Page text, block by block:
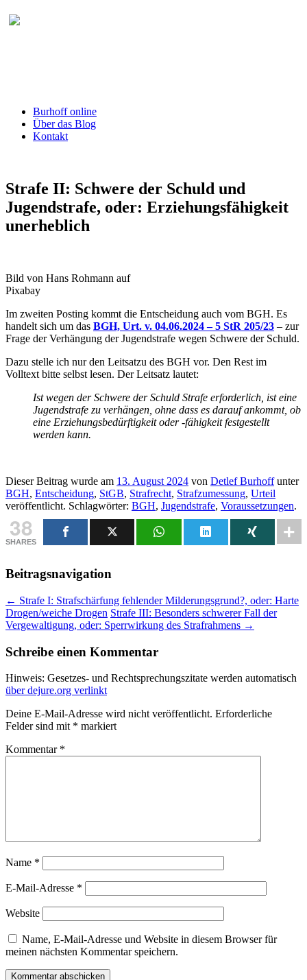
Burhoff online
Über das Blog
Kontakt
Strafe II: Schwere der Schuld und
Jugendstrafe, oder: Erziehungsfähigkeit
unerheblich
Bild von Hans Rohmann auf
Pixabay
Im zweiten Posting kommt die Entscheidung auch vom BGH. Es
handelt sich um das BGH, Urt. v. 04.06.2024 – 5 StR 205/23 – zur
Frage der Verhängung der Jugendstrafe wegen Schwere der Schuld.
Dazu stelle ich nur den Leitsatzu des BGH vor. Den Rest im
Volltext bitte selbst lesen. Der Leitsatz lautet:
Ist wegen der Schwere der Schuld Strafe erforderlich, ist eine
Jugendstrafe zu verhängen, ohne dass es darauf ankommt, ob
eine Erziehungsbedürftigkeit oder -fähigkeit festgestellt
werden kann.
Dieser Beitrag wurde am 13. August 2024 von Detlef Burhoffunter
BGH, Entscheidung, StGB, Strafrecht, Strafzumessung, Urteil
veröffentlicht. Schlagwörter: BGH, Jugendstrafe, Voraussetzungen.
38
SHARES
Beitragsnavigation
← Strafe I: Strafschärfung fehlender Milderungsgrund?, oder: Harte
Drogen/weiche Drogen Strafe III: Besonders schwerer Fall der
Vergewaltigung, oder: Sperrwirkung des Strafrahmens →
Schreibe einen Kommentar
Hinweis: Gesetzes- und Rechtsprechungszitate werden automatisch
über dejure.org verlinkt
Deine E-Mail-Adresse wird nicht veröffentlicht. Erforderliche
Felder sind mit * markiert
Kommentar *
Name *
E-Mail-Adresse *
Website
Name, E-Mail-Adresse und Website in diesem Browser für
meinen nächsten Kommentar speichern.